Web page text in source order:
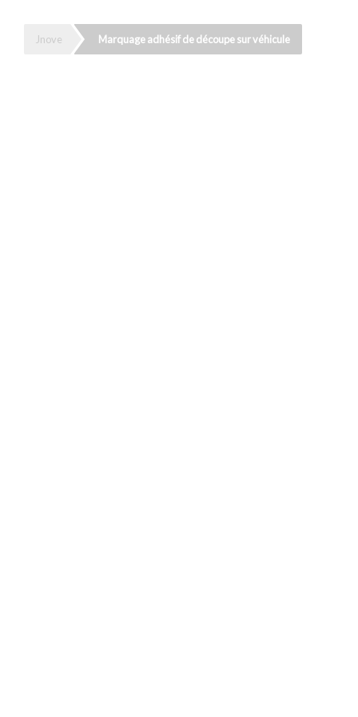
Jnove Marquage adhésif de découpe sur véhicule